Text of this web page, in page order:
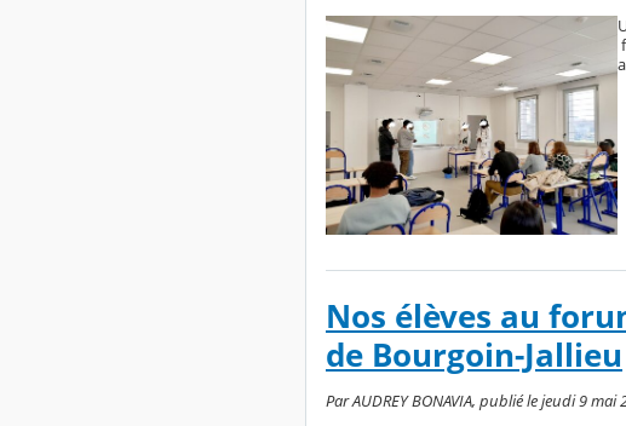
Nos élèves au
de Bourgoin-Jallieu
Par AUDREY BONAVIA, publié le jeudi 9